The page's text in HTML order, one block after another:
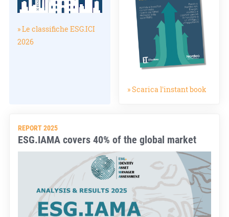
» Le classifiche ESG.ICI
2026
» Scarica l'instant book
REPORT 2025
ESG.IAMA covers 40% of the global market